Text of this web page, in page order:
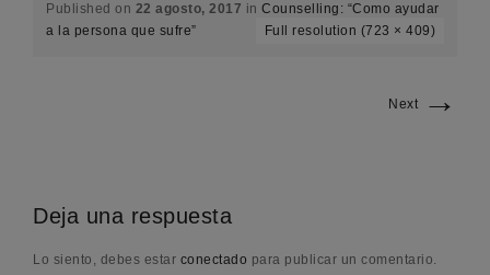
Published on 22 agosto, 2017 in Counselling: “Como ayudar
a la persona que sufre”
Full resolution (723 × 409)
Next →
Deja una respuesta
Lo siento, debes estar conectado para publicar un comentario.